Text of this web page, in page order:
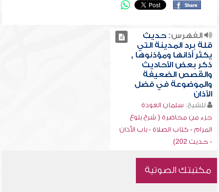
الفهرس:حديث
قلة برد المدينة التي
يكثر أذانها ومؤذنوها ,
ذكر بعض الأحاديث
والقصص الضعيفة
والموضوعة في فضل
الأذان
للشيخ: سلمان العودة
جزء من محاضرة ( شرح بلوغ
المرام - كتاب الصلاة - باب الأذان
- حديث 202)
مكتبتك الصوتية